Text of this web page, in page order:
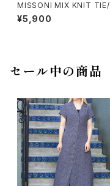
MISSONI MIX KNIT TIE/ミッ
ソーニミックスニットネクタイ
¥5,900
セール中の商品